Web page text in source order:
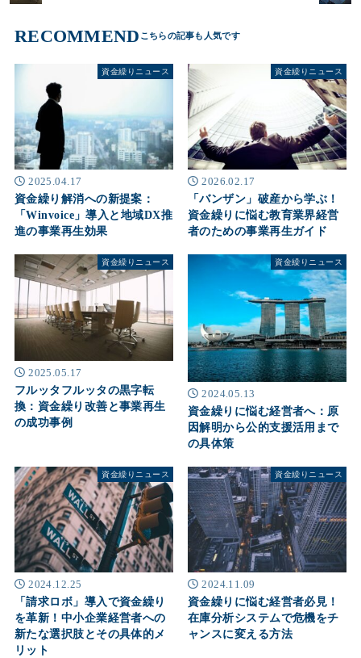
RECOMMEND
資金繰りニュース
2025.04.17
資金繰り解消への新提案：
「Winvoice」導入と地域DX推
進の事業再生効果
資金繰りニュース
2026.02.17
「バンザン」破産から学ぶ！
資金繰りに悩む教育業界経営
者のための事業再生ガイド
資金繰りニュース
2025.05.17
フルッタフルッタの黒字転
換：資金繰り改善と事業再生
の成功事例
資金繰りニュース
2024.05.13
資金繰りに悩む経営者へ：原
因解明から公的支援活用まで
の具体策
資金繰りニュース
2024.12.25
「請求ロボ」導入で資金繰り
を革新！中小企業経営者への
新たな選択肢とその具体的メ
リット
資金繰りニュース
2024.11.09
資金繰りに悩む経営者必見！
在庫分析システムで危機をチ
ャンスに変える方法